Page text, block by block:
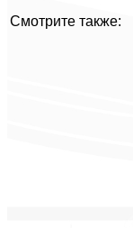
Смотрите также: